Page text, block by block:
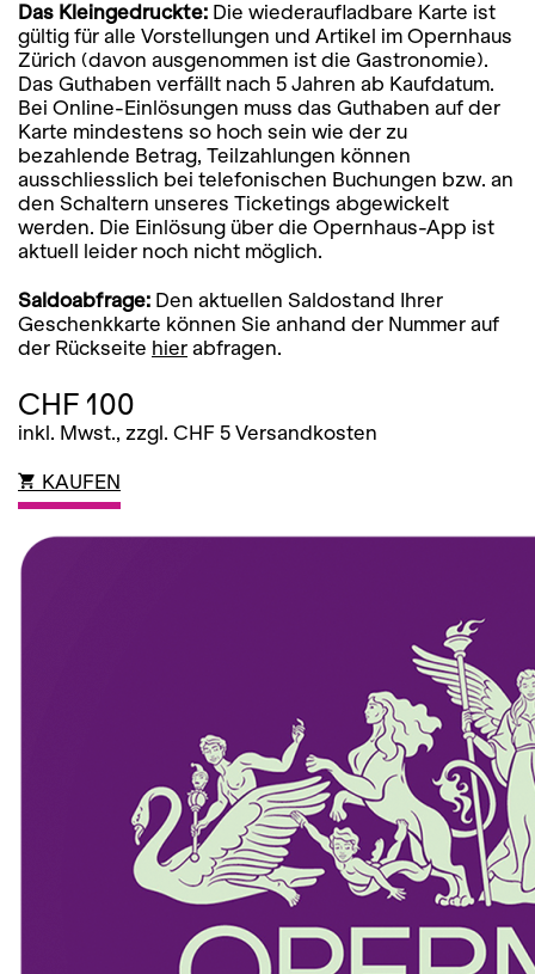
Das Kleingedruckte: Die wiederaufladbare Karte ist
gültig für alle Vorstellungen und Artikel im Opernhaus
Zürich (davon ausgenommen ist die Gastronomie).
Das Guthaben verfällt nach 5 Jahren ab Kaufdatum.
Bei Online-Einlösungen muss das Guthaben auf der
Karte mindestens so hoch sein wie der zu
bezahlende Betrag, Teilzahlungen können
ausschliesslich bei telefonischen Buchungen bzw. an
den Schaltern unseres Ticketings abgewickelt
werden. Die Einlösung über die Opernhaus-App ist
aktuell leider noch nicht möglich.
Saldoabfrage: Den aktuellen Saldostand Ihrer
Geschenkkarte können Sie anhand der Nummer auf
der Rückseite hier abfragen.
CHF 100
inkl. Mwst., zzgl. CHF 5 Versandkosten
KAUFEN